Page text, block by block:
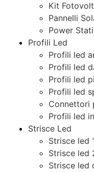
Kit
Pannelli
Power
Profili Led
Profili led
Profili led
Profili led
Profili led
Connettori
Profili led
Strisce Led
Strisce led
Strisce led
Strisce led